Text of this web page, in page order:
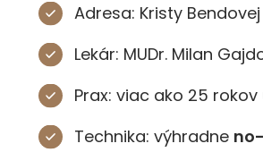
Adresa: Kristy
Lekár: MUDr. Milan
Prax: viac ako 25
Technika: výhradne